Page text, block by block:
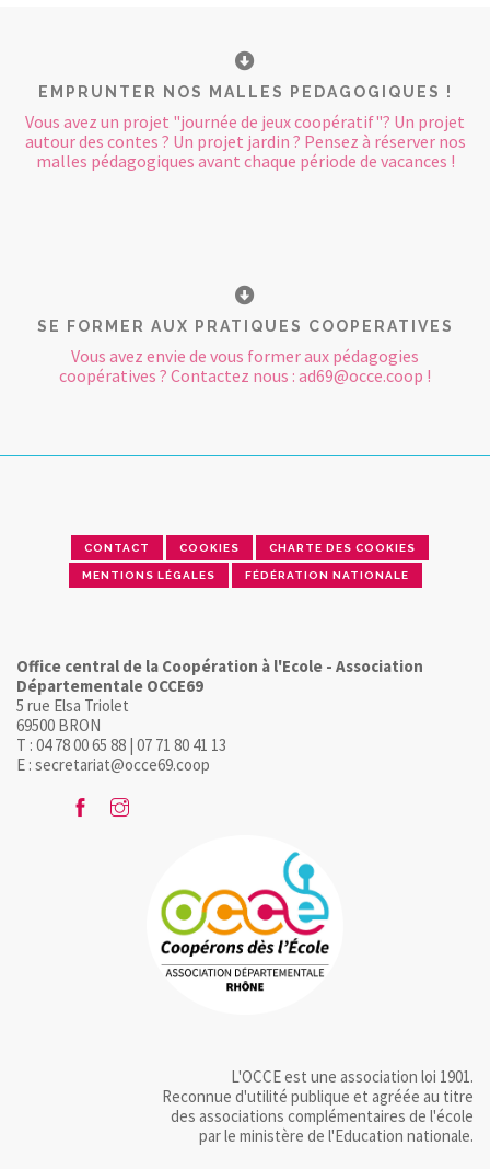
EMPRUNTER NOS MALLES PEDAGOGIQUES !
Vous avez un projet "journée de jeux coopératif"? Un projet
autour des contes ? Un projet jardin ? Pensez à réserver nos
malles pédagogiques avant chaque période de vacances !
SE FORMER AUX PRATIQUES COOPERATIVES
Vous avez envie de vous former aux pédagogies
coopératives ? Contactez nous : ad69@occe.coop !
CONTACT COOKIES CHARTE DES COOKIES
MENTIONS LÉGALES FÉDÉRATION NATIONALE
Office central de la Coopération à l'Ecole - Association
Départementale OCCE69
5 rue Elsa Triolet
69500 BRON
T : 04 78 00 65 88 | 07 71 80 41 13
E : secretariat@occe69.coop
L'OCCE est une association loi 1901.
Reconnue d'utilité publique et agréée au titre
des associations complémentaires de l'école
par le ministère de l'Education nationale.